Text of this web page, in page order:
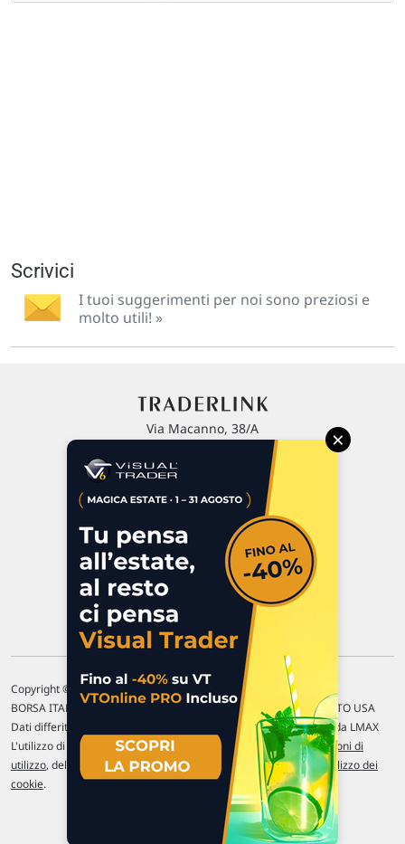
Scrivici
I tuoi suggerimenti per noi sono preziosi e
molto utili! »
Via Macanno, 38/A
P.IVA 02 452 460 401
Commenti e segnalazioni
Contattaci
Copyright © 1996-2026 Traderlink Italia s.r.l.
BORSA ITALIANA Quotazioni di borsa differite di 15 min. / MERCATO USA
Dati differiti di 15 min. (fonte Intrinio) / FOREX Quotazioni fornite da LMAX
L'utilizzo di questo sito implica l'accettazione delle nostre Condizioni di
utilizzo, del Disclaimer MAR, dellePolitiche sulla privacye dell' Utilizzo dei
cookie.
×